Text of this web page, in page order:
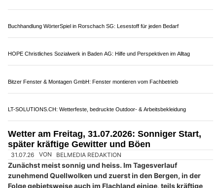
Wetter am Mittwoch, 29.07.2026: Viel Sonne,
später kräftige Alpengewitter bis 37 Grad